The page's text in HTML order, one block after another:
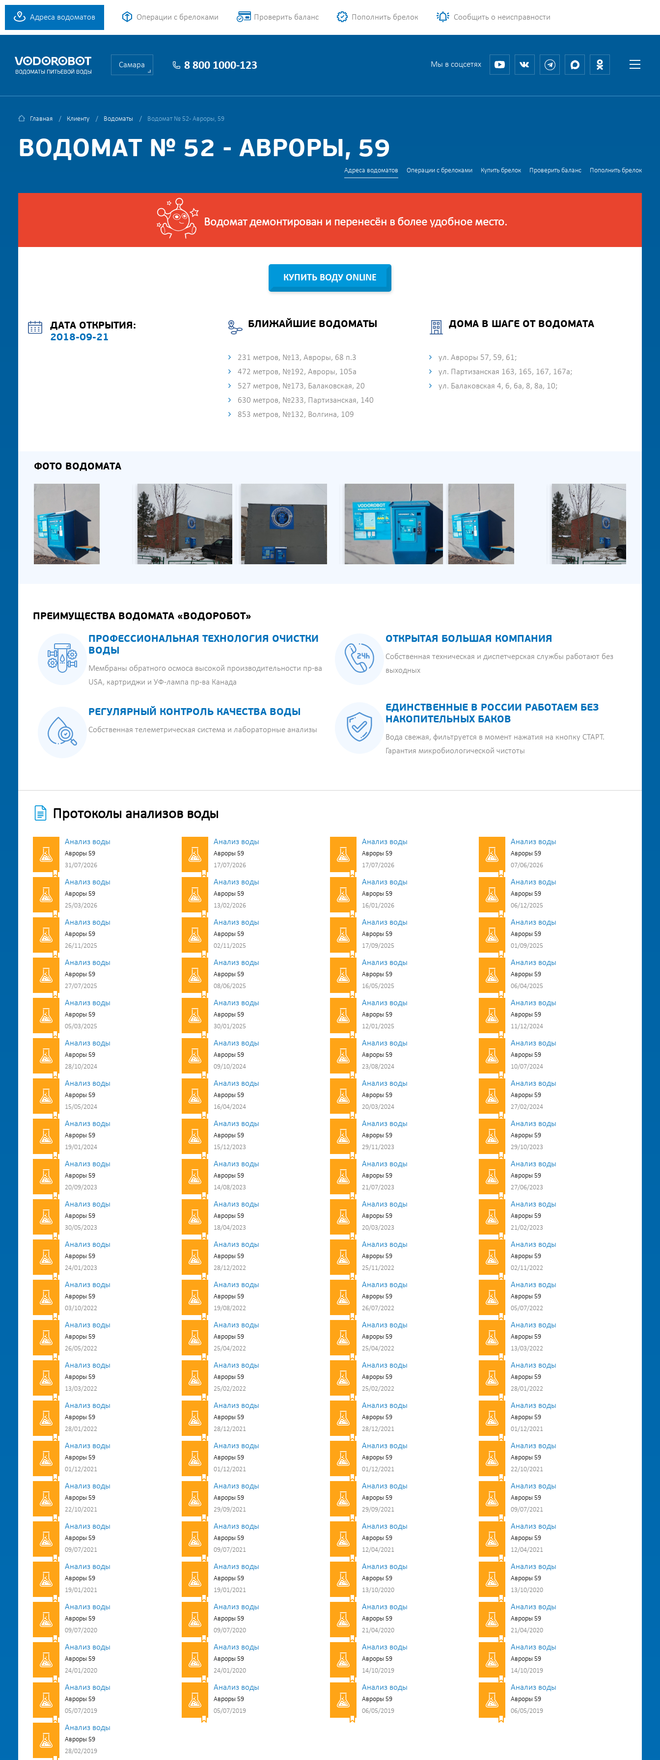
Адреса водоматов Операции с брелоками Проверить баланс Пополнить брелок Сообщить о неисправности
Самара 8 800 1000-123 Мы в соцсетях
Главная Клиенту Водоматы Водомат № 52 - Авроры, 59
ВОДОМАТ № 52 - АВРОРЫ, 59
Адреса водоматов Операции с брелоками Купить брелок Проверить баланс Пополнить брелок
Водомат демонтирован и перенесён в более удобное место.
КУПИТЬ ВОДУ ONLINE
ДАТА ОТКРЫТИЯ:
2018-09-21
БЛИЖАЙШИЕ ВОДОМАТЫ
231 метров, №13, Авроры, 68 п.3
472 метров, №192, Авроры, 105а
527 метров, №173, Балаковская, 20
630 метров, №233, Партизанская, 140
853 метров, №132, Волгина, 109
ДОМА В ШАГЕ ОТ ВОДОМАТА
ул. Авроры 57, 59, 61;
ул. Партизанская 163, 165, 167, 167а;
ул. Балаковская 4, 6, 6а, 8, 8а, 10;
ФОТО ВОДОМАТА
ПРЕИМУЩЕСТВА ВОДОМАТА «ВОДОРОБОТ»
ПРОФЕССИОНАЛЬНАЯ ТЕХНОЛОГИЯ ОЧИСТКИ
ВОДЫ
Мембраны обратного осмоса высокой производительности пр-ва
USA, картриджи и УФ-лампа пр-ва Канада
РЕГУЛЯРНЫЙ КОНТРОЛЬ КАЧЕСТВА ВОДЫ
Собственная телеметрическая система и лабораторные анализы
ОТКРЫТАЯ БОЛЬШАЯ КОМПАНИЯ
Собственная техническая и диспетчерская службы работают без
выходных
ЕДИНСТВЕННЫЕ В РОССИИ РАБОТАЕМ БЕЗ
НАКОПИТЕЛЬНЫХ БАКОВ
Вода свежая, фильтруется в момент нажатия на кнопку СТАРТ.
Гарантия микробиологической чистоты
Протоколы анализов воды
Анализ воды
Авроры 59
31/07/2026
Анализ воды
Авроры 59
17/07/2026
Анализ воды
Авроры 59
17/07/2026
Анализ воды
Авроры 59
07/06/2026
Анализ воды
Авроры 59
25/03/2026
Анализ воды
Авроры 59
13/02/2026
Анализ воды
Авроры 59
16/01/2026
Анализ воды
Авроры 59
06/12/2025
Анализ воды
Авроры 59
26/11/2025
Анализ воды
Авроры 59
02/11/2025
Анализ воды
Авроры 59
17/09/2025
Анализ воды
Авроры 59
01/09/2025
Анализ воды
Авроры 59
27/07/2025
Анализ воды
Авроры 59
08/06/2025
Анализ воды
Авроры 59
16/05/2025
Анализ воды
Авроры 59
06/04/2025
Анализ воды
Авроры 59
05/03/2025
Анализ воды
Авроры 59
30/01/2025
Анализ воды
Авроры 59
12/01/2025
Анализ воды
Авроры 59
11/12/2024
Анализ воды
Авроры 59
28/10/2024
Анализ воды
Авроры 59
09/10/2024
Анализ воды
Авроры 59
23/08/2024
Анализ воды
Авроры 59
10/07/2024
Анализ воды
Авроры 59
15/05/2024
Анализ воды
Авроры 59
16/04/2024
Анализ воды
Авроры 59
20/03/2024
Анализ воды
Авроры 59
27/02/2024
Анализ воды
Авроры 59
19/01/2024
Анализ воды
Авроры 59
15/12/2023
Анализ воды
Авроры 59
29/11/2023
Анализ воды
Авроры 59
29/10/2023
Анализ воды
Авроры 59
20/09/2023
Анализ воды
Авроры 59
14/08/2023
Анализ воды
Авроры 59
21/07/2023
Анализ воды
Авроры 59
27/06/2023
Анализ воды
Авроры 59
30/05/2023
Анализ воды
Авроры 59
18/04/2023
Анализ воды
Авроры 59
20/03/2023
Анализ воды
Авроры 59
21/02/2023
Анализ воды
Авроры 59
24/01/2023
Анализ воды
Авроры 59
28/12/2022
Анализ воды
Авроры 59
25/11/2022
Анализ воды
Авроры 59
02/11/2022
Анализ воды
Авроры 59
03/10/2022
Анализ воды
Авроры 59
19/08/2022
Анализ воды
Авроры 59
26/07/2022
Анализ воды
Авроры 59
05/07/2022
Анализ воды
Авроры 59
26/05/2022
Анализ воды
Авроры 59
25/04/2022
Анализ воды
Авроры 59
25/04/2022
Анализ воды
Авроры 59
13/03/2022
Анализ воды
Авроры 59
13/03/2022
Анализ воды
Авроры 59
25/02/2022
Анализ воды
Авроры 59
25/02/2022
Анализ воды
Авроры 59
28/01/2022
Анализ воды
Авроры 59
28/01/2022
Анализ воды
Авроры 59
28/12/2021
Анализ воды
Авроры 59
28/12/2021
Анализ воды
Авроры 59
01/12/2021
Анализ воды
Авроры 59
01/12/2021
Анализ воды
Авроры 59
01/12/2021
Анализ воды
Авроры 59
01/12/2021
Анализ воды
Авроры 59
22/10/2021
Анализ воды
Авроры 59
22/10/2021
Анализ воды
Авроры 59
29/09/2021
Анализ воды
Авроры 59
29/09/2021
Анализ воды
Авроры 59
09/07/2021
Анализ воды
Авроры 59
09/07/2021
Анализ воды
Авроры 59
09/07/2021
Анализ воды
Авроры 59
12/04/2021
Анализ воды
Авроры 59
12/04/2021
Анализ воды
Авроры 59
19/01/2021
Анализ воды
Авроры 59
19/01/2021
Анализ воды
Авроры 59
13/10/2020
Анализ воды
Авроры 59
13/10/2020
Анализ воды
Авроры 59
09/07/2020
Анализ воды
Авроры 59
09/07/2020
Анализ воды
Авроры 59
21/04/2020
Анализ воды
Авроры 59
21/04/2020
Анализ воды
Авроры 59
24/01/2020
Анализ воды
Авроры 59
24/01/2020
Анализ воды
Авроры 59
14/10/2019
Анализ воды
Авроры 59
14/10/2019
Анализ воды
Авроры 59
05/07/2019
Анализ воды
Авроры 59
05/07/2019
Анализ воды
Авроры 59
06/05/2019
Анализ воды
Авроры 59
06/05/2019
Анализ воды
Авроры 59
28/02/2019